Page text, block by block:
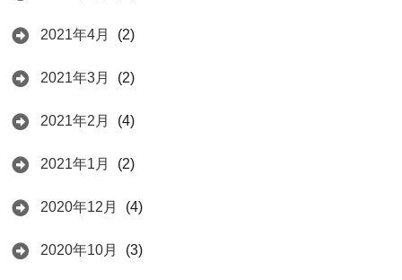
2021年4月 (2)
2021年3月 (2)
2021年2月 (4)
2021年1月 (2)
2020年12月 (4)
2020年10月 (3)